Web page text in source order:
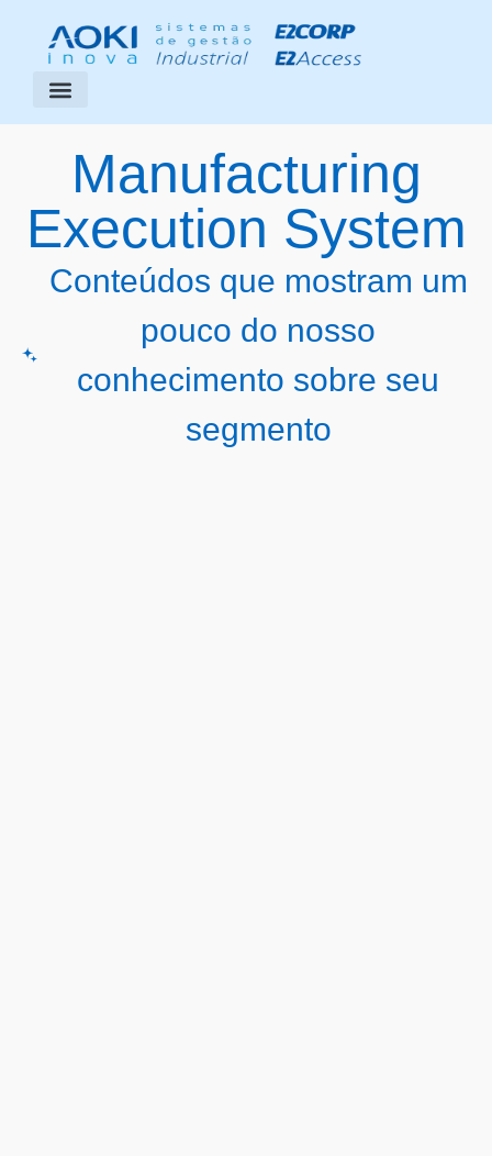
Manufacturing
Execution System
Conteúdos que mostram um
pouco do nosso
conhecimento sobre seu
segmento